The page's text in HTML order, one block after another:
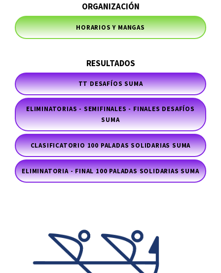
ORGANIZACIÓN
HORARIOS Y MANGAS
RESULTADOS
TT DESAFÍOS SUMA
ELIMINATORIAS - SEMIFINALES - FINALES DESAFÍOS
SUMA
CLASIFICATORIO 100 PALADAS SOLIDARIAS SUMA
ELIMINATORIA - FINAL 100 PALADAS SOLIDARIAS SUMA